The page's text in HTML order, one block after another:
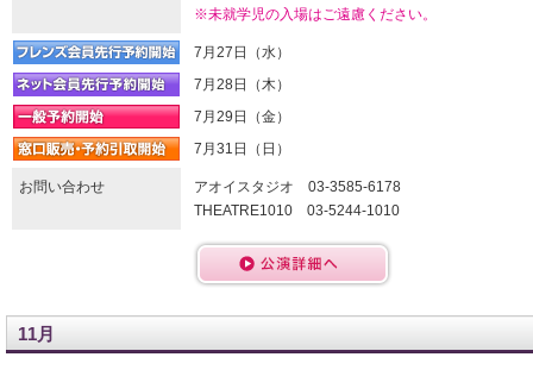
※未就学児の入場はご遠慮ください。
7月27日（水）
7月28日（木）
7月29日（金）
7月31日（日）
お問い合わせ
アオイスタジオ 03-3585-6178
THEATRE1010 03-5244-1010
11月